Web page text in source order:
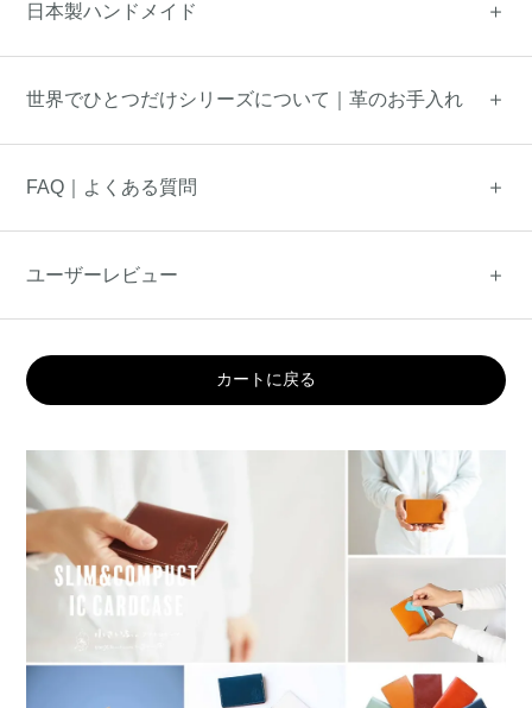
日本製ハンドメイド
世界でひとつだけシリーズについて｜革のお手入れ
FAQ｜よくある質問
ユーザーレビュー
カートに戻る